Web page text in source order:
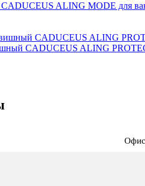
CADUCEUS ALING MODE для
CADUCEUS ALING